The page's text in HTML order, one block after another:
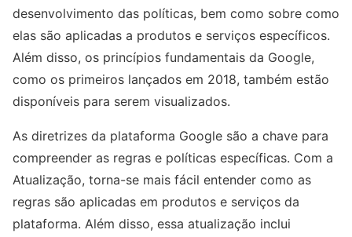
desenvolvimento das políticas, bem como sobre como
elas são aplicadas a produtos e serviços específicos.
Além disso, os princípios fundamentais da Google,
como os primeiros lançados em 2018, também estão
disponíveis para serem visualizados.
As diretrizes da plataforma Google são a chave para
compreender as regras e políticas específicas. Com a
Atualização, torna-se mais fácil entender como as
regras são aplicadas em produtos e serviços da
plataforma. Além disso, essa atualização inclui